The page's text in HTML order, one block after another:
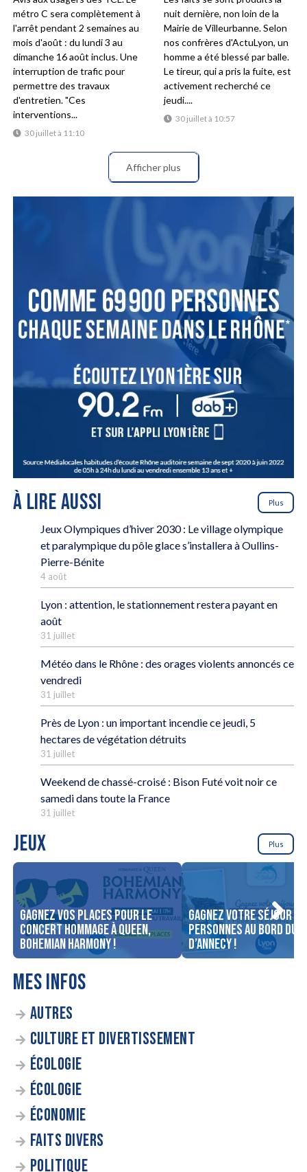
30 juillet à 11:10
métro C sera complètement à
l'arrêt pendant 2 semaines au
mois d'août : du lundi 3 au
dimanche 16 août inclus. Une
interruption de trafic pour
permettre des travaux
d'entretien. "Ces
interventions...
30 juillet à 10:57
nuit dernière, non loin de la
Mairie de Villeurbanne. Selon
nos confrères d'ActuLyon, un
homme a été blessé par balle.
Le tireur, qui a pris la fuite, est
activement recherché ce
jeudi....
Afficher plus
À LIRE AUSSI Plus
Jeux Olympiques d’hiver 2030 : Le village olympique
et paralympique du pôle glace s’installera à Oullins-
Pierre-Bénite
4 août
Lyon : attention, le stationnement restera payant en
août
31 juillet
Météo dans le Rhône : des orages violents annoncés ce
vendredi
31 juillet
Près de Lyon : un important incendie ce jeudi, 5
hectares de végétation détruits
31 juillet
Weekend de chassé-croisé : Bison Futé voit noir ce
samedi dans toute la France
31 juillet
JEUX Plus
Gagnez vos places pour le
concert Hommage à Queen,
Bohemian Harmony !
Gagnez votre séjour
personnes au bord du
d’Annecy !
MES INFOS
AUTRES
CULTURE ET DIVERTISSEMENT
ÉCOLOGIE
ÉCOLOGIE
ÉCONOMIE
FAITS DIVERS
POLITIQUE